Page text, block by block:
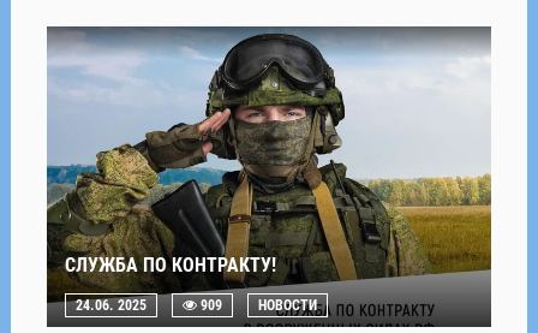
СЛУЖБА ПО КОНТРАКТУ!
24.06. 2025 909 НОВОСТИ